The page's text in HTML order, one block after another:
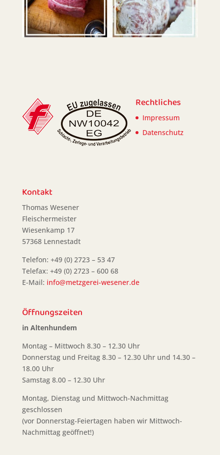
Rechtliches
Impressum
Datenschutz
Kontakt
Thomas Wesener
Fleischermeister
Wiesenkamp 17
57368 Lennestadt
Telefon: +49 (0) 2723 – 53 47
Telefax: +49 (0) 2723 – 600 68
E-Mail: info@metzgerei-wesener.de
Öffnungszeiten
in Altenhundem
Montag – Mittwoch 8.30 – 12.30 Uhr
Donnerstag und Freitag 8.30 – 12.30 Uhr und 14.30 –
18.00 Uhr
Samstag 8.00 – 12.30 Uhr
Montag, Dienstag und Mittwoch-Nachmittag
geschlossen
(vor Donnerstag-Feiertagen haben wir Mittwoch-
Nachmittag geöffnet!)